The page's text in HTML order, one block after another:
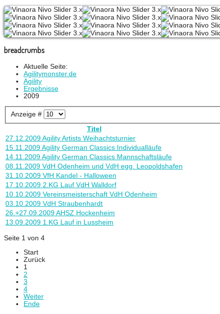
breadcrumbs
Aktuelle Seite:
Agilitymonster.de
Agility
Ergebnisse
2009
Anzeige #
Titel
27.12.2009 Agility Artists Weihachtsturnier
15.11.2009 Agility German Classics Individualläufe
14.11.2009 Agility German Classics Mannschaftsläufe
08.11.2009 VdH Odenheim und VdH egg. Leopoldshafen
31.10.2009 VfH Kandel - Halloween
17.10.2009 2.KG Lauf VdH Walldorf
10.10.2009 Vereinsmeisterschaft VdH Odenheim
03.10.2009 VdH Straubenhardt
26.+27.09.2009 AHSZ Hockenheim
13.09.2009 1.KG Lauf in Lussheim
Seite 1 von 4
Start
Zurück
1
2
3
4
Weiter
Ende